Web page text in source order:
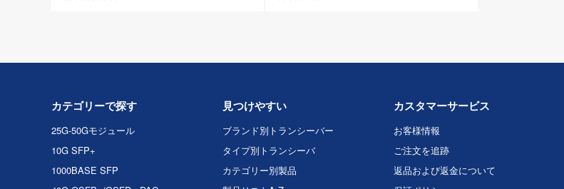
カテゴリーで探す
25G-50Gモジュール
10G SFP+
1000BASE SFP
見つけやすい
ブランド別トランシーバー
タイプ別トランシーバ
カテゴリー別製品
カスタマーサービス
お客様情報
ご注文を追跡
返品および返金について